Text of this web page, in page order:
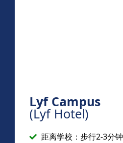
Lyf Campus
(Lyf Hotel)
距离学校：步行2-3分钟